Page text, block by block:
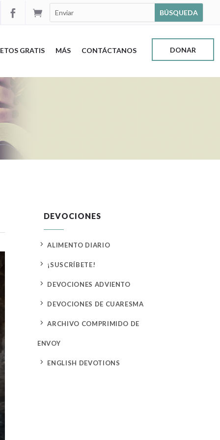


GRATIS MÁS CONTÁCTANOS DONAR
DEVOCIONES
5 ALIMENTO DIARIO
5 ¡SUSCRÍBETE!
5 DEVOCIONES ADVIENTO
5 DEVOCIONES DE CUARESMA
5 ARCHIVO COMPRIMIDO DE
ENVOY
5 ENGLISH DEVOTIONS